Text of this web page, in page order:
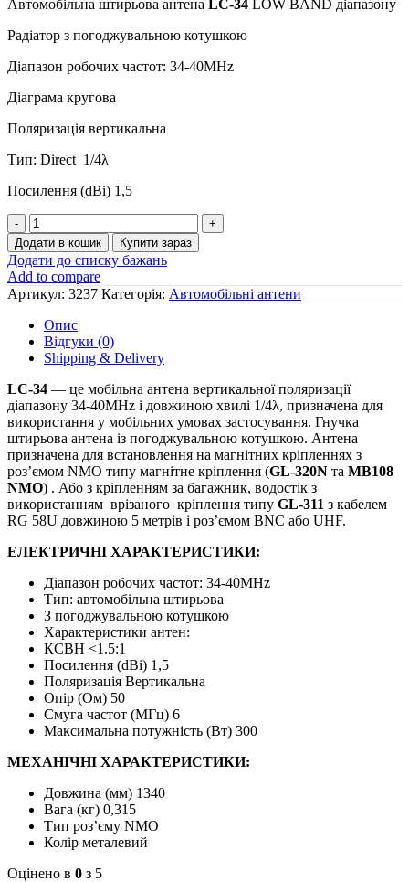
Автомобільна штирьова антена LC-34 LOW BAND діапазону
Радіатор з погоджувальною котушкою
Діапазон робочих частот: 34-40МНz
Діаграма кругова
Поляризація вертикальна
Тип: Direct 1/4λ
Посилення (dBі) 1,5
LOW
BAND
автомобільна
антена
Tran-
Max
LC-
радіатор
погоджувальною
котушкою
кількість
Додати в кошик Купити зараз
Додати до списку бажань
Add to compare
Артикул: 3237 Категорія: Автомобільні антени
Опис
Відгуки (0)
Shipping & Delivery
LC-34 — це мобільна антена вертикальної поляризації
діапазону 34-40МНz і довжиною хвилі 1/4λ, призначена для
використання у мобільних умовах застосування. Гнучка
штирьова антена із погоджувальною котушкою. Антена
призначена для встановлення на магнітних кріпленнях з
роз’ємом NMO типу магнітне кріплення (GL-320N та MB108
NMO) . Або з кріпленням за багажник, водостік з
використанням врізаного кріплення типу GL-311 з кабелем
RG 58U довжиною 5 метрів і роз’ємом BNC або UHF.
ЕЛЕКТРИЧНІ ХАРАКТЕРИСТИКИ:
Діапазон робочих частот: 34-40МНz
Тип: автомобільна штирьова
З погоджувальною котушкою
Характеристики антен:
КСВН <1.5:1
Посилення (dBі) 1,5
Поляризація Вертикальна
Опір (Ом) 50
Смуга частот (МГц) 6
Максимальна потужність (Вт) 300
МЕХАНІЧНІ ХАРАКТЕРИСТИКИ:
Довжина (мм) 1340
Вага (кг) 0,315
Тип роз’єму NMO
Колір металевий
Оцінено в 0 з 5